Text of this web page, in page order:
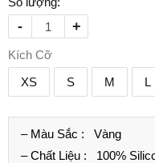
- +
Kích Cỡ
XS
S M L
– Màu Sắc : Vàng
– Chất Liệu : 100%